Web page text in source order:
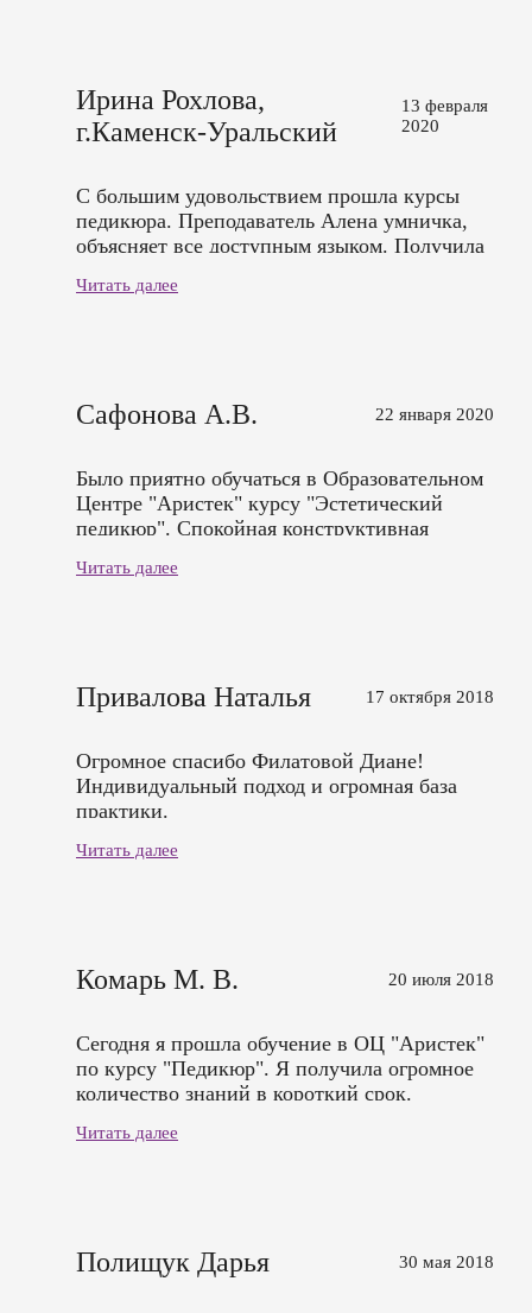
Ирина Рохлова,
г.Каменск-Уральский
13 февраля
2020
С большим удовольствием прошла курсы
педикюра. Преподаватель Алена умничка,
объясняет все доступным языком. Получила
только с преподавателем, но и с моделями!
Читать далее
Сафонова А.В. 22 января 2020
Было приятно обучаться в Образовательном
Центре "Аристек" курсу "Эстетический
педикюр". Спокойная конструктивная
Приятно и много полезных нюансов для
Читать далее
Привалова Наталья 17 октября 2018
Огромное спасибо Филатовой Диане!
Индивидуальный подход и огромная база
практики.
Читать далее
Комарь М. В. 20 июля 2018
Сегодня я прошла обучение в ОЦ "Аристек"
по курсу "Педикюр". Я получила огромное
количество знаний в короткий срок.
Огромное спасибо хочу сказать своему
Читать далее
Полищук Дарья 30 мая 2018